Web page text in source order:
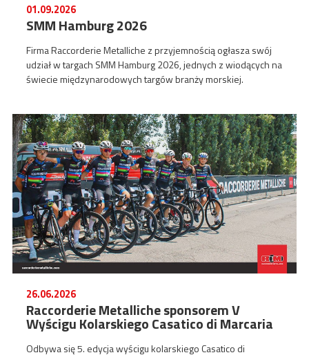
01.09.2026
SMM Hamburg 2026
Firma Raccorderie Metalliche z przyjemnością ogłasza swój
udział w targach SMM Hamburg 2026, jednych z wiodących na
świecie międzynarodowych targów branży morskiej.
26.06.2026
Raccorderie Metalliche sponsorem V
Wyścigu Kolarskiego Casatico di Marcaria
Odbywa się 5. edycja wyścigu kolarskiego Casatico di